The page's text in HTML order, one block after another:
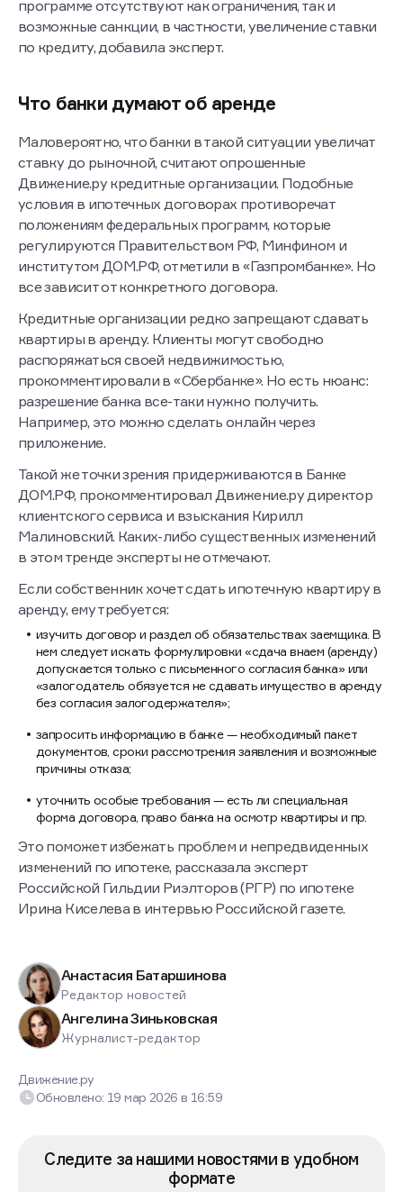
программе отсутствуют как ограничения, так и
возможные санкции, в частности, увеличение ставки
по кредиту, добавила эксперт.
Что банки думают об аренде
Маловероятно, что банки в такой ситуации увеличат
ставку до рыночной, считают опрошенные
Движение.ру кредитные организации. Подобные
условия в ипотечных договорах противоречат
положениям федеральных программ, которые
регулируются Правительством РФ, Минфином и
институтом ДОМ.РФ, отметили в «Газпромбанке». Но
все зависит от конкретного договора.
Кредитные организации редко запрещают сдавать
квартиры в аренду. Клиенты могут свободно
распоряжаться своей недвижимостью,
прокомментировали в «Сбербанке». Но есть нюанс:
разрешение банка все-таки нужно получить.
Например, это можно сделать онлайн через
приложение.
Такой же точки зрения придерживаются в Банке
ДОМ.РФ, прокомментировал Движение.ру директор
клиентского сервиса и взыскания Кирилл
Малиновский. Каких-либо существенных изменений
в этом тренде эксперты не отмечают.
Если собственник хочет сдать ипотечную квартиру в
аренду, ему требуется:
изучить договор и раздел об обязательствах заемщика. В
нем следует искать формулировки «сдача внаем (аренду)
допускается только с письменного согласия банка» или
«залогодатель обязуется не сдавать имущество в аренду
без согласия залогодержателя»;
запросить информацию в банке — необходимый пакет
документов, сроки рассмотрения заявления и возможные
причины отказа;
уточнить особые требования — есть ли специальная
форма договора, право банка на осмотр квартиры и пр.
Это поможет избежать проблем и непредвиденных
изменений по ипотеке, рассказала эксперт
Российской Гильдии Риэлторов (РГР) по ипотеке
Ирина Киселева в интервью Российской газете.
Анастасия Батаршинова
Редактор новостей
Ангелина Зиньковская
Журналист-редактор
Движение.ру
Обновлено: 19 мар 2026в 16:59
Следите за нашими новостями в удобном
формате